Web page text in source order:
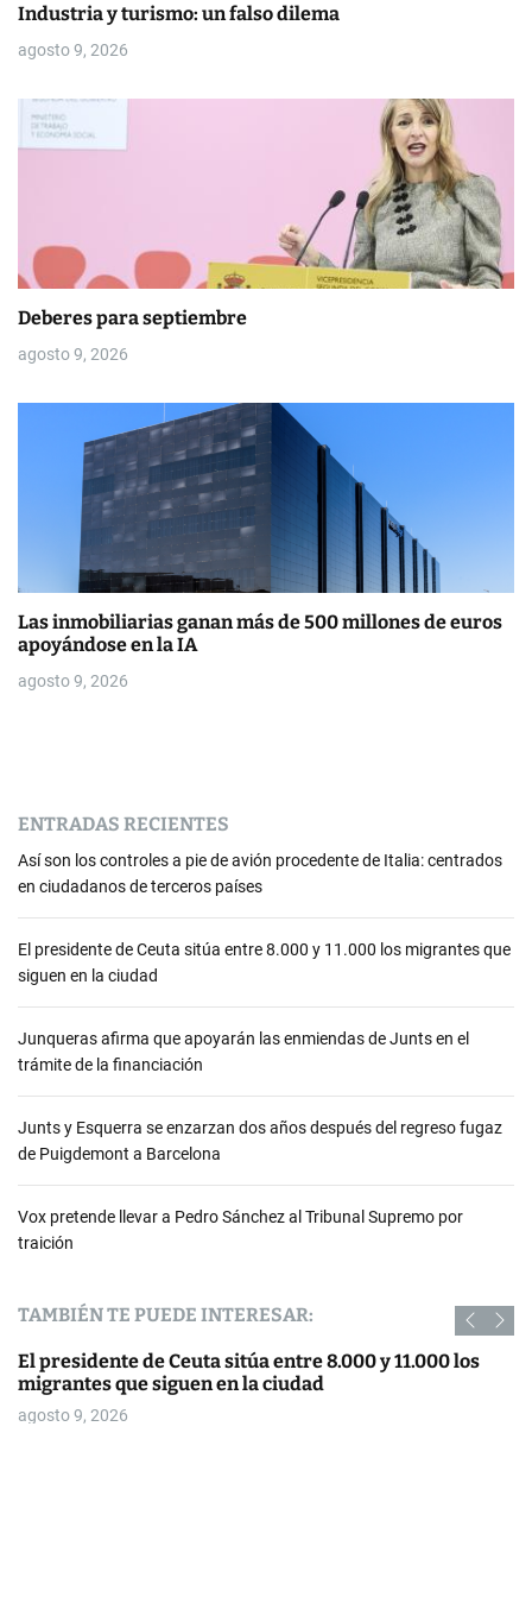
a
s
Industria y turismo: un falso dilema
agosto 9, 2026
Deberes para septiembre
agosto 9, 2026
Las inmobiliarias ganan más de 500 millones de euros
apoyándose en la IA
agosto 9, 2026
ENTRADAS RECIENTES
Así son los controles a pie de avión procedente de Italia: centrados
en ciudadanos de terceros países
El presidente de Ceuta sitúa entre 8.000 y 11.000 los migrantes que
siguen en la ciudad
Junqueras afirma que apoyarán las enmiendas de Junts en el
trámite de la financiación
Junts y Esquerra se enzarzan dos años después del regreso fugaz
de Puigdemont a Barcelona
Vox pretende llevar a Pedro Sánchez al Tribunal Supremo por
traición
TAMBIÉN TE PUEDE INTERESAR:
El presidente de Ceuta sitúa entre 8.000 y 11.000 los
migrantes que siguen en la ciudad
agosto 9, 2026